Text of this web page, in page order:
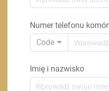
Numer telefonu
Code
Imię i nazwisko